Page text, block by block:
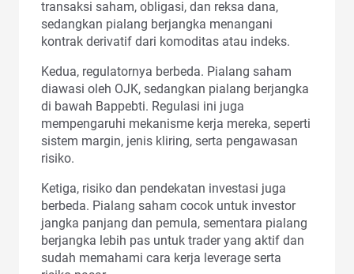
transaksi saham, obligasi, dan reksa dana,
sedangkan pialang berjangka menangani
kontrak derivatif dari komoditas atau indeks.
Kedua, regulatornya berbeda. Pialang saham
diawasi oleh OJK, sedangkan pialang berjangka
di bawah Bappebti. Regulasi ini juga
mempengaruhi mekanisme kerja mereka, seperti
sistem margin, jenis kliring, serta pengawasan
risiko.
Ketiga, risiko dan pendekatan investasi juga
berbeda. Pialang saham cocok untuk investor
jangka panjang dan pemula, sementara pialang
berjangka lebih pas untuk trader yang aktif dan
sudah memahami cara kerja leverage serta